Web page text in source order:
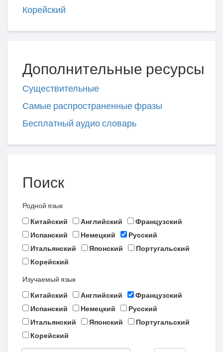
Корейский
Дополнительные ресурсы
Существительные
Самые распространенные фразы
Бесплатный аудио словарь
Поиск
Родной язык
Китайский
Английский
Французский
Испанский
Немецкий
Русский
Итальянский
Японский
Португальский
Корейский
Изучаемый язык
Китайский
Английский
Французский
Испанский
Немецкий
Русский
Итальянский
Японский
Португальский
Корейский